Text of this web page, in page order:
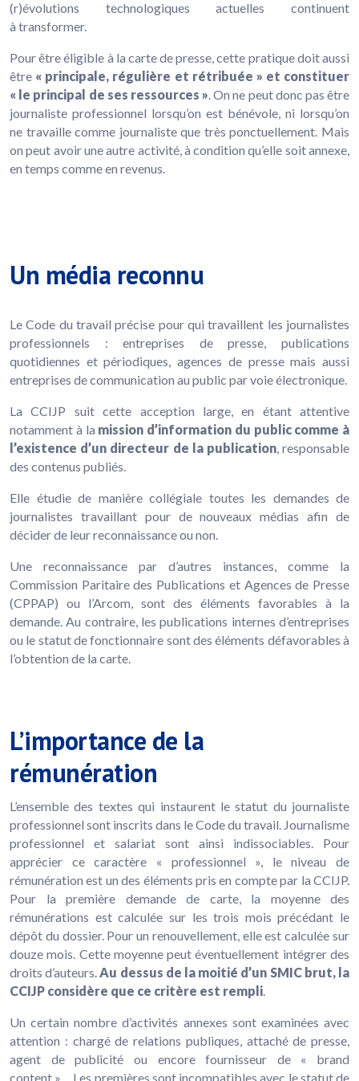
(r)évolutions technologiques actuelles continuent
à transformer.
Pour être éligible à la carte de presse, cette pratique doit aussi
être « principale, régulière et rétribuée » et constituer
« le principal de ses ressources ». On ne peut donc pas être
journaliste professionnel lorsqu’on est bénévole, ni lorsqu’on
ne travaille comme journaliste que très ponctuellement. Mais
on peut avoir une autre activité, à condition qu’elle soit annexe,
en temps comme en revenus.
Un média reconnu
Le Code du travail précise pour qui travaillent les journalistes
professionnels : entreprises de presse, publications
quotidiennes et périodiques, agences de presse mais aussi
entreprises de communication au public par voie électronique.
La CCIJP suit cette acception large, en étant attentive
notamment à la mission d’information du public comme à
l’existence d’un directeur de la publication, responsable
des contenus publiés.
Elle étudie de manière collégiale toutes les demandes de
journalistes travaillant pour de nouveaux médias afin de
décider de leur reconnaissance ou non.
Une reconnaissance par d’autres instances, comme la
Commission Paritaire des Publications et Agences de Presse
(CPPAP) ou l’Arcom, sont des éléments favorables à la
demande. Au contraire, les publications internes d’entreprises
ou le statut de fonctionnaire sont des éléments défavorables à
l’obtention de la carte.
L’importance de la
rémunération
L’ensemble des textes qui instaurent le statut du journaliste
professionnel sont inscrits dans le Code du travail. Journalisme
professionnel et salariat sont ainsi indissociables. Pour
apprécier ce caractère « professionnel », le niveau de
rémunération est un des éléments pris en compte par la CCIJP.
Pour la première demande de carte, la moyenne des
rémunérations est calculée sur les trois mois précédant le
dépôt du dossier. Pour un renouvellement, elle est calculée sur
douze mois. Cette moyenne peut éventuellement intégrer des
droits d’auteurs.Au dessus de la moitié d’un SMIC brut, la
CCIJP considère que ce critère est rempli.
Un certain nombre d’activités annexes sont examinées avec
attention : chargé de relations publiques, attaché de presse,
agent de publicité ou encore fournisseur de « brand
content »… Les premières sont incompatibles avec le statut de